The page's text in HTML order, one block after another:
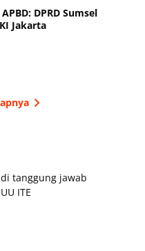
DPRD Sumsel
Jakarta
tanggung jawab
ITE